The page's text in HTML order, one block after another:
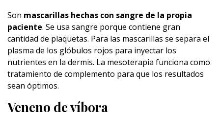
Son mascarillas hechas con sangre de la propia
paciente. Se usa sangre porque contiene gran
cantidad de plaquetas. Para las mascarillas se separa el
plasma de los glóbulos rojos para inyectar los
nutrientes en la dermis. La mesoterapia funciona como
tratamiento de complemento para que los resultados
sean óptimos.
Veneno de víbora